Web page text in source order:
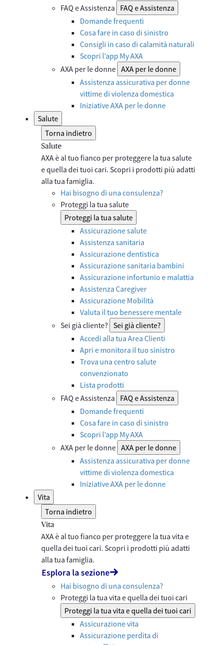
FAQ e Assistenza
FAQ e Assistenza
Domande frequenti
Cosa fare in caso di sinistro
Consigli in caso di calamità naturali
Scopri l’app My AXA
AXA per le donne AXA per le donne
Assistenza assicurativa per donne
vittime di violenza domestica
Iniziative AXA per le donne
Salute
Torna indietro
Salute
AXA è al tuo fianco per proteggere la tua salute
e quella dei tuoi cari. Scopri i prodotti più adatti
alla tua famiglia.
Hai bisogno di una consulenza?
Proteggi la tua salute
Proteggi la tua salute
Assicurazione salute
Assistenza sanitaria
Assicurazione dentistica
Assicurazione sanitaria bambini
Assicurazione infortunio e malattia
Assistenza Caregiver
Assicurazione Mobilità
Valuta il tuo benessere mentale
Sei già cliente? Sei già cliente?
Accedi alla tua Area Clienti
Apri e monitora il tuo sinistro
Trova una centro salute
convenzionato
Lista prodotti
FAQ e Assistenza
FAQ e Assistenza
Domande frequenti
Cosa fare in caso di sinistro
Scopri l’app My AXA
AXA per le donne AXA per le donne
Assistenza assicurativa per donne
vittime di violenza domestica
Iniziative AXA per le donne
Vita
Torna indietro
Vita
AXA è al tuo fianco per proteggere la tua vita e
quella dei tuoi cari. Scopri i prodotti più adatti
alla tua famiglia.
Esplora la sezione
Hai bisogno di una consulenza?
Proteggi la tua vita e quella dei tuoi cari
Proteggi la tua vita e quella dei tuoi cari
Assicurazione vita
Assicurazione perdita di